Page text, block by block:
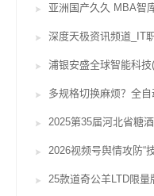
亚洲国产久久 MBA智
浦银安盛全球智能科技
多规格切换麻烦？全
2025第35届河北省糖
25款道奇公羊LTD限